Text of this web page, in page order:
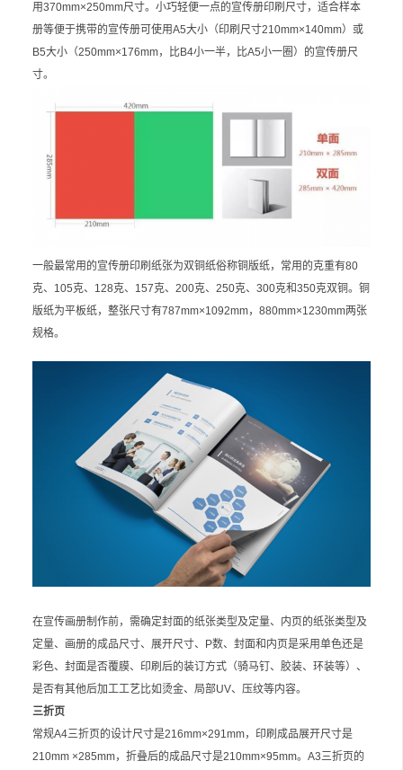
用370mm×250mm尺寸。小巧轻便一点的宣传册印刷尺寸，适合样本
册等便于携带的宣传册可使用A5大小（印刷尺寸210mm×140mm）或
B5大小（250mm×176mm，比B4小一半，比A5小一圈）的宣传册尺
寸。
一般最常用的宣传册印刷纸张为双铜纸俗称铜版纸，常用的克重有80
克、105克、128克、157克、200克、250克、300克和350克双铜。铜
版纸为平板纸，整张尺寸有787mm×1092mm，880mm×1230mm两张
规格。
在宣传画册制作前，需确定封面的纸张类型及定量、内页的纸张类型及
定量、画册的成品尺寸、展开尺寸、P数、封面和内页是采用单色还是
彩色、封面是否覆膜、印刷后的装订方式（骑马钉、胶装、环装等）、
是否有其他后加工工艺比如烫金、局部UV、压纹等内容。
三折页
常规A4三折页的设计尺寸是216mm×291mm，印刷成品展开尺寸是
210mm ×285mm，折叠后的成品尺寸是210mm×95mm。A3三折页的